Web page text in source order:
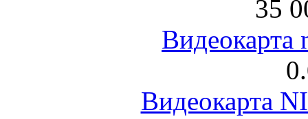
35
Видеокарта
Видеокарта